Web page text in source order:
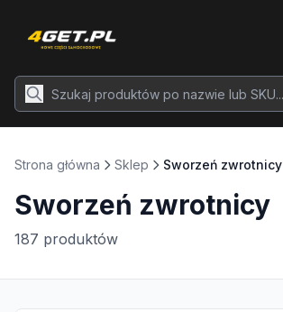
Strona główna Sklep Sworzeń zwrotnicy
Sworzeń zwrotnicy
187 produktów